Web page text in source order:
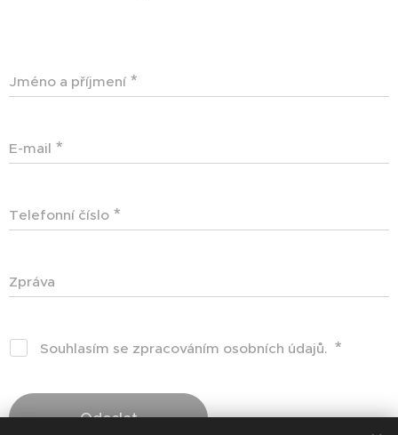
Jméno a příjmení
E-mail
Telefonní číslo
Zpráva
Souhlasím se zpracováním osobních údajů.
Odeslat